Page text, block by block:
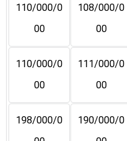
108/000/0
00
110/000/0
00
111/000/0
00
110/000/0
00
190/000/0
198/000/0